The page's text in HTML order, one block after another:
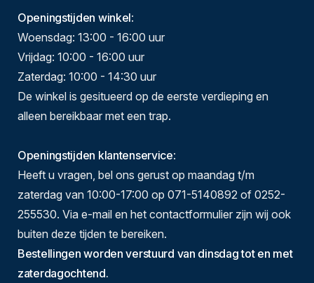
Openingstijden winkel:
Woensdag: 13:00 - 16:00 uur
Vrijdag: 10:00 - 16:00 uur
Zaterdag: 10:00 - 14:30 uur
De winkel is gesitueerd op de eerste verdieping en
alleen bereikbaar met een trap.
Openingstijden klantenservice:
Heeft u vragen, bel ons gerust op maandag t/m
zaterdag van 10:00-17:00 op 071-5140892 of 0252-
255530. Via e-mail en het contactformulier zijn wij ook
buiten deze tijden te bereiken.
Bestellingen worden verstuurd van dinsdag tot en met
zaterdagochtend.